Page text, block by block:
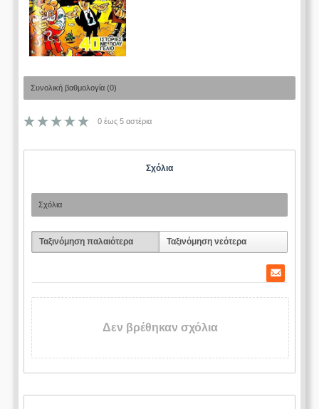
Συνολική βαθμολογία (0)
0 έως 5 αστέρια
Σχόλια
Σχόλια
Ταξινόμηση παλαιότερα Ταξινόμηση νεότερα
Δεν βρέθηκαν σχόλια